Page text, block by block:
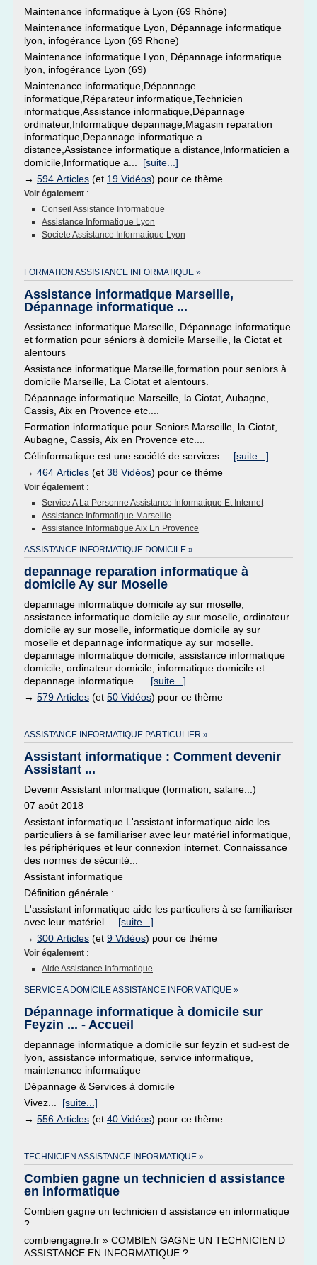
Maintenance informatique à Lyon (69 Rhône)
Maintenance informatique Lyon, Dépannage informatique
lyon, infogérance Lyon (69 Rhone)
Maintenance informatique Lyon, Dépannage informatique
lyon, infogérance Lyon (69)
Maintenance informatique,Dépannage
informatique,Réparateur informatique,Technicien
informatique,Assistance informatique,Dépannage
ordinateur,Informatique depannage,Magasin reparation
informatique,Depannage informatique a
distance,Assistance informatique a distance,Informaticien a
domicile,Informatique a... [suite...]
→ 594 Articles (et 19 Vidéos) pour ce thème
Voir également :
Conseil Assistance Informatique
Assistance Informatique Lyon
Societe Assistance Informatique Lyon
FORMATION ASSISTANCE INFORMATIQUE »
Assistance informatique Marseille,
Dépannage informatique ...
Assistance informatique Marseille, Dépannage informatique
et formation pour séniors à domicile Marseille, la Ciotat et
alentours
Assistance informatique Marseille,formation pour seniors à
domicile Marseille, La Ciotat et alentours.
Dépannage informatique Marseille, la Ciotat, Aubagne,
Cassis, Aix en Provence etc....
Formation informatique pour Seniors Marseille, la Ciotat,
Aubagne, Cassis, Aix en Provence etc....
Célinformatique est une société de services... [suite...]
→ 464 Articles (et 38 Vidéos) pour ce thème
Voir également :
Service A La Personne Assistance Informatique Et Internet
Assistance Informatique Marseille
Assistance Informatique Aix En Provence
ASSISTANCE INFORMATIQUE DOMICILE »
depannage reparation informatique à
domicile Ay sur Moselle
depannage informatique domicile ay sur moselle,
assistance informatique domicile ay sur moselle, ordinateur
domicile ay sur moselle, informatique domicile ay sur
moselle et depannage informatique ay sur moselle.
depannage informatique domicile, assistance informatique
domicile, ordinateur domicile, informatique domicile et
depannage informatique.... [suite...]
→ 579 Articles (et 50 Vidéos) pour ce thème
ASSISTANCE INFORMATIQUE PARTICULIER »
Assistant informatique : Comment devenir
Assistant ...
Devenir Assistant informatique (formation, salaire...)
07 août 2018
Assistant informatique L'assistant informatique aide les
particuliers à se familiariser avec leur matériel informatique,
les périphériques et leur connexion internet. Connaissance
des normes de sécurité...
Assistant informatique
Définition générale :
L'assistant informatique aide les particuliers à se familiariser
avec leur matériel... [suite...]
→ 300 Articles (et 9 Vidéos) pour ce thème
Voir également :
Aide Assistance Informatique
SERVICE A DOMICILE ASSISTANCE INFORMATIQUE »
Dépannage informatique à domicile sur
Feyzin ... - Accueil
depannage informatique a domicile sur feyzin et sud-est de
lyon, assistance informatique, service informatique,
maintenance informatique
Dépannage & Services à domicile
Vivez... [suite...]
→ 556 Articles (et 40 Vidéos) pour ce thème
TECHNICIEN ASSISTANCE INFORMATIQUE »
Combien gagne un technicien d assistance
en informatique
Combien gagne un technicien d assistance en informatique
?
combiengagne.fr » COMBIEN GAGNE UN TECHNICIEN D
ASSISTANCE EN INFORMATIQUE ?